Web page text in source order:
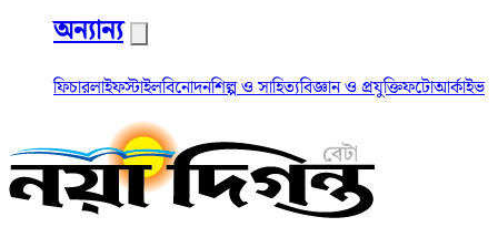
অন্যান্য
ফিচারলাইফস্টাইলবিনোদনশিল্প ও সাহিত্যবিজ্ঞান ও প্রযুক্তিফটোআর্কাইভ